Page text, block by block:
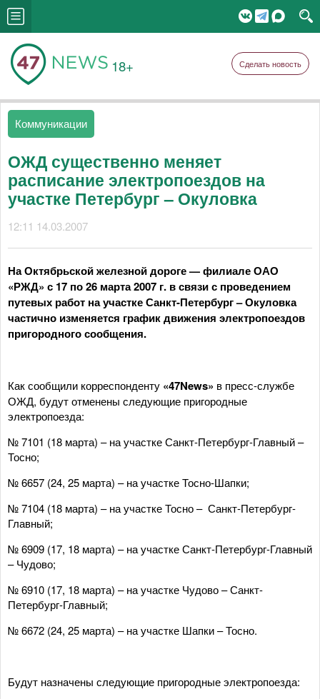
18+ Сделать новость
Коммуникации
ОЖД существенно меняет
расписание электропоездов на
участке Петербург – Окуловка
12:11 14.03.2007
На Октябрьской железной дороге — филиале ОАО
«РЖД» с 17 по 26 марта 2007 г. в связи с проведением
путевых работ на участке Санкт-Петербург – Окуловка
частично изменяется график движения электропоездов
пригородного сообщения.
Как сообщили корреспонденту «47News» в пресс-службе
ОЖД, будут отменены следующие пригородные
электропоезда:
№ 7101 (18 марта) – на участке Санкт-Петербург-Главный –
Тосно;
№ 6657 (24, 25 марта) – на участке Тосно-Шапки;
№ 7104 (18 марта) – на участке Тосно – Санкт-Петербург-
Главный;
№ 6909 (17, 18 марта) – на участке Санкт-Петербург-Главный
– Чудово;
№ 6910 (17, 18 марта) – на участке Чудово – Санкт-
Петербург-Главный;
№ 6672 (24, 25 марта) – на участке Шапки – Тосно.
Будут назначены следующие пригородные электропоезда: